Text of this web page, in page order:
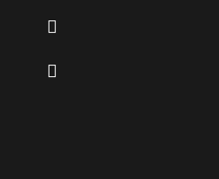
código Samurái- aparecen las
los contrastes del guerrero y